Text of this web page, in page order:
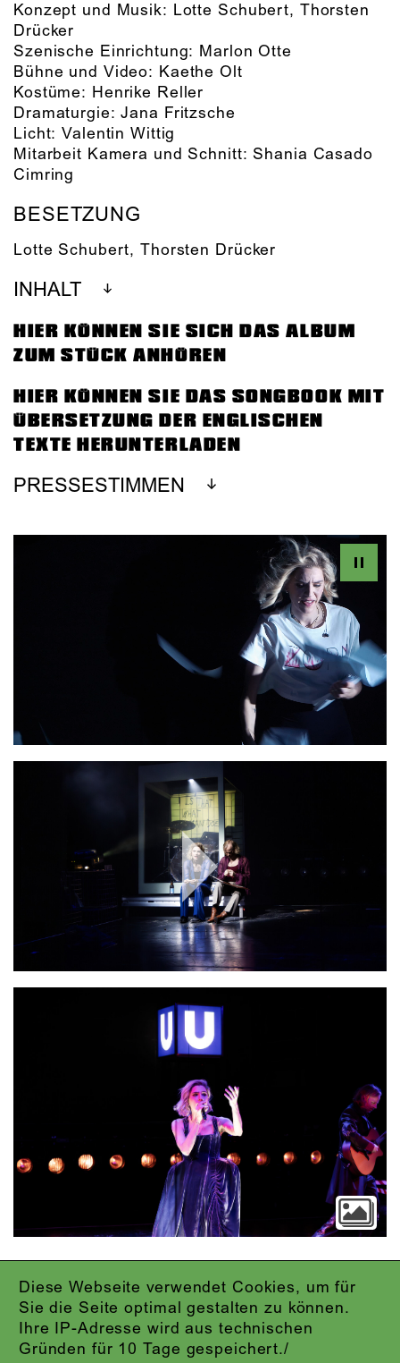
Diese Webseite verwendet Cookies, um für
Sie die Seite optimal gestalten zu können.
Ihre IP-Adresse wird aus technischen
Gründen für 10 Tage gespeichert./
Konzept und Musik: Lotte Schubert, Thorsten
Drücker
Szenische Einrichtung: Marlon Otte
Bühne und Video: Kaethe Olt
Kostüme: Henrike Reller
Dramaturgie:Jana Fritzsche
Licht:Valentin Wittig
Mitarbeit Kamera und Schnitt: Shania Casado
Cimring
BESETZUNG
Lotte Schubert,Thorsten Drücker
INHALT
HIER KÖNNEN SIE SICH DAS ALBUM
ZUM STÜCK ANHÖREN
HIER KÖNNEN SIE DAS SONGBOOK MIT
ÜBERSETZUNG DER ENGLISCHEN
TEXTE HERUNTERLADEN
PRESSESTIMMEN
Play
Video
IMPRESSUM
DATENSCHUTZ
AGB